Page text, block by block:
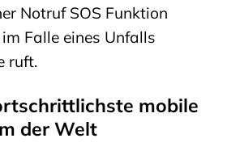
Notruf SOS Funktion
Falle eines Unfalls
ruft.
mobile
der Welt